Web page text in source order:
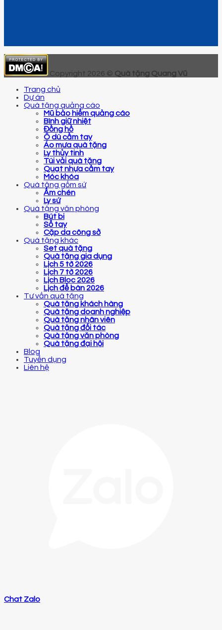
Copyright 2026 © Quà tặng Quang Vũ
Trang chủ
Dự án
Quà tặng quảng cáo
Mũ bảo hiểm quảng cáo
Bình giữ nhiệt
Đồng hồ
Ô dù cầm tay
Áo mưa quà tặng
Ly thủy tinh
Túi vải quà tặng
Quạt nhựa cầm tay
Móc khóa
Quà tặng gốm sứ
Ấm chén
Ly sứ
Quà tặng văn phòng
Bút bi
Sổ tay
Cặp da công sở
Quà tặng khác
Set quà tặng
Quà tặng gia dụng
Lịch 5 tờ 2026
Lịch 7 tờ 2026
Lịch Bloc 2026
Lịch để bàn 2026
Tư vấn quà tặng
Quà tặng khách hàng
Quà tặng doanh nghiệp
Quà tặng nhân viên
Quà tặng đối tác
Quà tặng văn phòng
Quà tặng đại hội
Blog
Tuyển dụng
Liên hệ
Chat Zalo